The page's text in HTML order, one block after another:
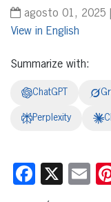
agosto 01, 2025
English
Summarize with:
ChatGPT
Perplexity
X